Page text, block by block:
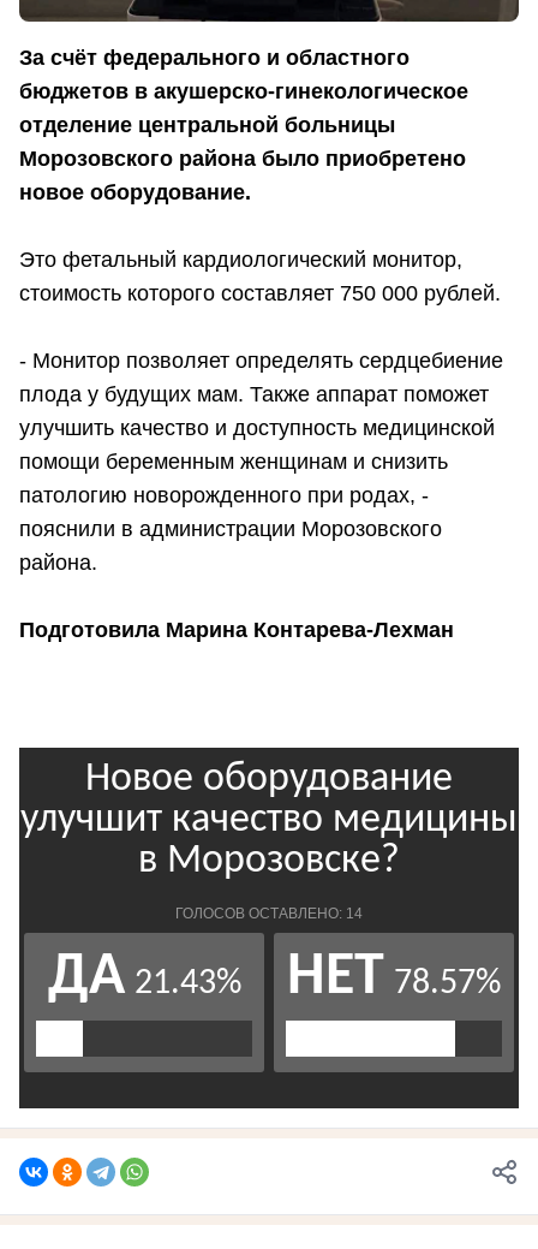
За счёт федерального и областного
бюджетов в акушерско-гинекологическое
отделение центральной больницы
Морозовского района было приобретено
новое оборудование.
Это фетальный кардиологический монитор,
стоимость которого составляет 750 000 рублей.
- Монитор позволяет определять сердцебиение
плода у будущих мам. Также аппарат поможет
улучшить качество и доступность медицинской
помощи беременным женщинам и снизить
патологию новорожденного при родах, -
пояснили в администрации Морозовского
района.
Подготовила Марина Контарева-Лехман